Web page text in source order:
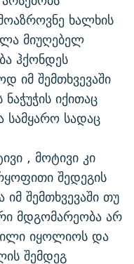
ხალხის
მიუღებელ
ჰქონდეს
იმ შემთხვევაში
იქითაც
სამყარო სადაც
, მოტივი კი
შედეგის
შემთხვევაში თუ
მდგომარეობა არ
იყოლიოს და
შემდეგ